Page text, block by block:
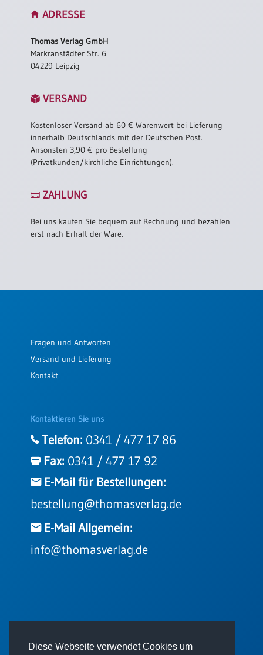
Diese Webseite verwendet Cookies um
ADRESSE
Thomas Verlag GmbH
Markranstädter Str. 6
04229 Leipzig
VERSAND
Kostenloser Versand ab 60 € Warenwert bei Lieferung
innerhalb Deutschlands mit der Deutschen Post.
Ansonsten 3,90 € pro Bestellung
(Privatkunden/kirchliche Einrichtungen).
ZAHLUNG
Bei uns kaufen Sie bequem auf Rechnung und bezahlen
erst nach Erhalt der Ware.
Fragen und Antworten
Versand und Lieferung
Kontakt
Kontaktieren Sie uns
Telefon: 0341 / 477 17 86
Fax: 0341 / 477 17 92
E-Mail für Bestellungen:
bestellung@thomasverlag.de
E-Mail Allgemein:
info@thomasverlag.de